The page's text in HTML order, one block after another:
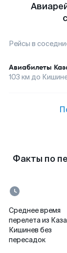
Рейсы в
Авиабилеты
103 км до
Факты по
Среднее время
перелета из
Кишинев без
пересадок